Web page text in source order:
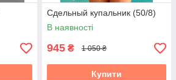
Сдельный купальник (50/8)
В наявності
945 ₴ 1 050 ₴
Купити